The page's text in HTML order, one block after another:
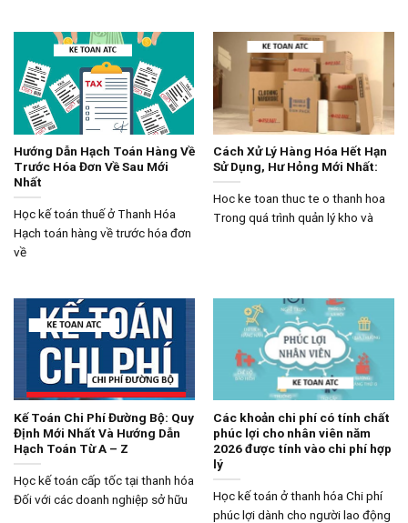
Hướng Dẫn Hạch Toán Hàng Về
Trước Hóa Đơn Về Sau Mới
Nhất
Học kế toán thuế ở Thanh Hóa
Hạch toán hàng về trước hóa đơn
về
Cách Xử Lý Hàng Hóa Hết Hạn
Sử Dụng, Hư Hỏng Mới Nhất:
Hoc ke toan thuc te o thanh hoa
Trong quá trình quản lý kho và
Kế Toán Chi Phí Đường Bộ: Quy
Định Mới Nhất Và Hướng Dẫn
Hạch Toán Từ A – Z
Học kế toán cấp tốc tại thanh hóa
Đối với các doanh nghiệp sở hữu
Các khoản chi phí có tính chất
phúc lợi cho nhân viên năm
2026 được tính vào chi phí hợp
lý
Học kế toán ở thanh hóa Chi phí
phúc lợi dành cho người lao động